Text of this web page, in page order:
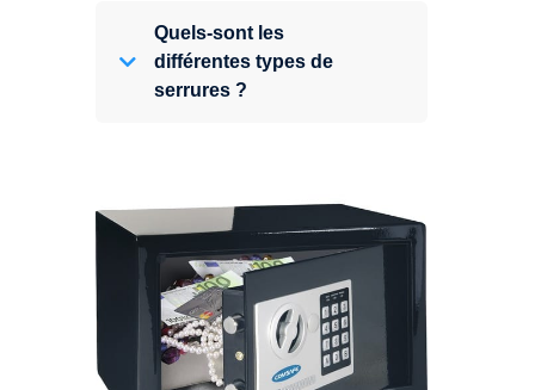
Quels-sont les
différentes types de
serrures ?
Expert en ouverture de coffre-fort,
nous pouvons intervenir sur
n'importe quel type de coffre.